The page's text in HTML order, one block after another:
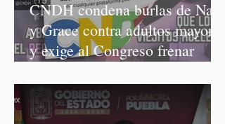
CNDH condena burlas de Nay
y Grace contra adultos mayores
y exige al Congreso frenar